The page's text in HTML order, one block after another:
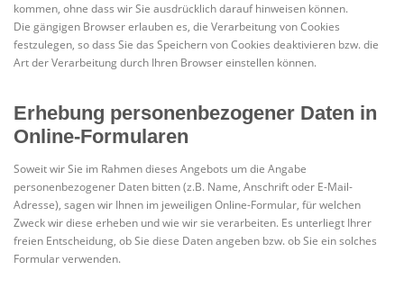
kommen, ohne dass wir Sie ausdrücklich darauf hinweisen können.
Die gängigen Browser erlauben es, die Verarbeitung von Cookies
festzulegen, so dass Sie das Speichern von Cookies deaktivieren bzw. die
Art der Verarbeitung durch Ihren Browser einstellen können.
Erhebung personenbezogener Daten in
Online-Formularen
Soweit wir Sie im Rahmen dieses Angebots um die Angabe
personenbezogener Daten bitten (z.B. Name, Anschrift oder E-Mail-
Adresse), sagen wir Ihnen im jeweiligen Online-Formular, für welchen
Zweck wir diese erheben und wie wir sie verarbeiten. Es unterliegt Ihrer
freien Entscheidung, ob Sie diese Daten angeben bzw. ob Sie ein solches
Formular verwenden.